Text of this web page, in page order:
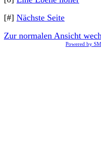
[#] Nächste Seite
Zur normalen Ansicht
Powered by